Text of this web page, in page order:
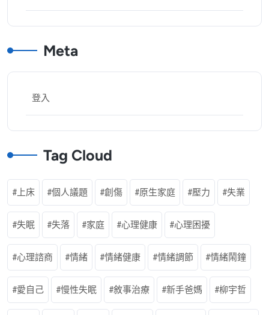
Meta
登入
Tag Cloud
上床 個人議題 創傷 原生家庭 壓力 失業
失眠 失落 家庭 心理健康 心理困擾
心理諮商 情緒 情緒健康 情緒調節 情緒鬧鐘
愛自己 慢性失眠 敘事治療 新手爸媽 柳宇哲